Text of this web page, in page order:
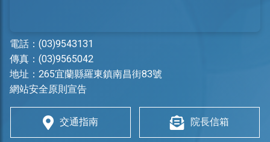
電話： (03)9543131
傳真：(03)9565042
地址： 265宜蘭縣羅東鎮南昌街83號
網站安全原則宣告
交通指南 院長信箱